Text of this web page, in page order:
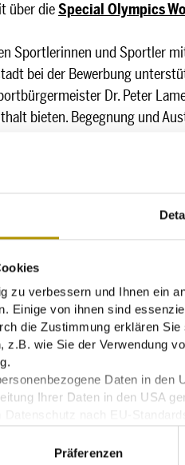
zu verbessern und Ihnen ein
Einige von ihnen sind
die Zustimmung erklären
z.B. wie Sie der Verwendung
Daten in
Ihrer Daten in den USA
Präferenzen
über dieSpecial Olympics
Sportlerinnen und Sportler
bei der Bewerbung
Dr. Peter
bieten. Begegnung und
werden den inklusiven
kennen. Aus der Nähe
- Städte, Landkreise und
für Arbeit und Soziales. Ziel
weitere inklusive
Sport in Dresden“
einbezogen werden.
gemeinsam mit dem SV
unterstützen können.